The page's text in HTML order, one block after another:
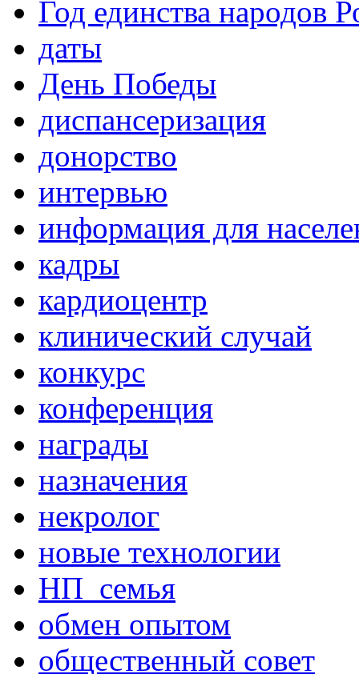
Год единства народов
даты
День Победы
диспансеризация
донорство
интервью
информация для
кадры
кардиоцентр
клинический случай
конкурс
конференция
награды
назначения
некролог
новые технологии
НП_семья
обмен опытом
общественный совет